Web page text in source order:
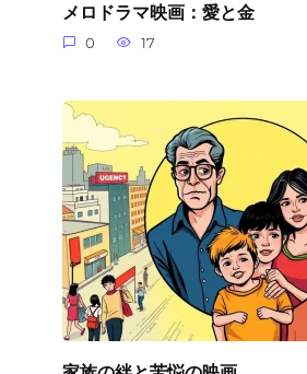
メロドラマ映画：愛と金
0 17